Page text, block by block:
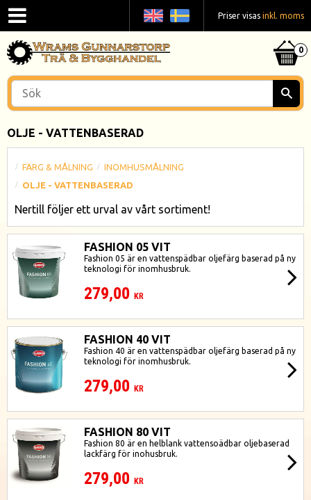
Priser visas inkl. moms
OLJE - VATTENBASERAD
FÄRG & MÅLNING
INOMHUSMÅLNING
OLJE - VATTENBASERAD
Nertill följer ett urval av vårt sortiment!
FASHION 05 VIT
Fashion 05 är en vattenspädbar oljefärg baserad på ny
teknologi för inomhusbruk.
279,00 KR
FASHION 40 VIT
Fashion 40 är en vattenspädbar oljefärg baserad på ny
teknologi för inomhusbruk.
279,00 KR
FASHION 80 VIT
Fashion 80 är en helblank vattensoädbar oljebaserad
lackfärg för inohusbruk.
279,00 KR